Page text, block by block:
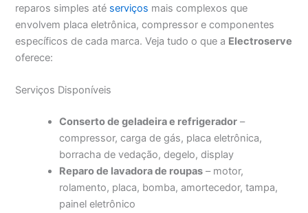
reparos simples até serviços mais complexos que
envolvem placa eletrônica, compressor e componentes
específicos de cada marca. Veja tudo o que a Electroserve
oferece:
Serviços Disponíveis
Conserto de geladeira e refrigerador –
compressor, carga de gás, placa eletrônica,
borracha de vedação, degelo, display
Reparo de lavadora de roupas – motor,
rolamento, placa, bomba, amortecedor, tampa,
painel eletrônico